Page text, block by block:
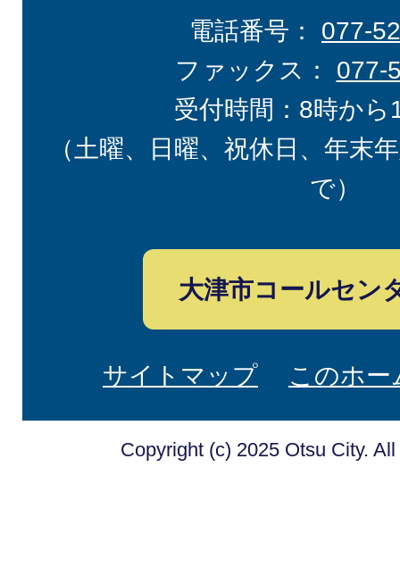
電話番号： 077-
ファックス： 077-
受付時間：8時から
（土曜、日曜、祝休日、年末
で）
大津市コールセン
サイトマップ このホ
Copyright (c) 2025 Otsu City.